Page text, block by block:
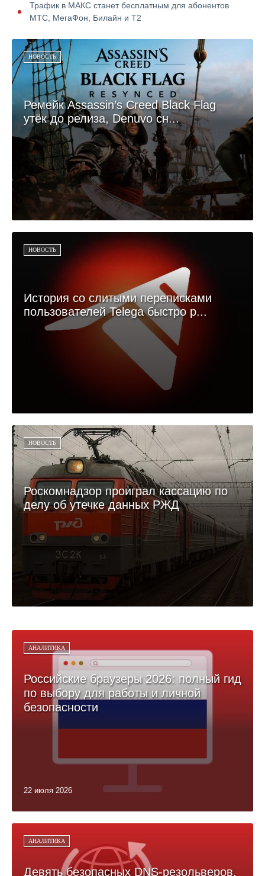
Трафик в МАКС станет бесплатным для абонентов
МТС, МегаФон, Билайн и Т2
НОВОСТЬ
Ремейк Assassin’s Creed Black Flag
утёк до релиза, Denuvo сн...
НОВОСТЬ
История со слитыми переписками
пользователей Telega быстро р...
НОВОСТЬ
Роскомнадзор проиграл кассацию по
делу об утечке данных РЖД
АНАЛИТИКА
Российские браузеры 2026: полный гид
по выбору для работы и личной
безопасности
22 июля 2026
АНАЛИТИКА
Девять безопасных DNS-резольверов,